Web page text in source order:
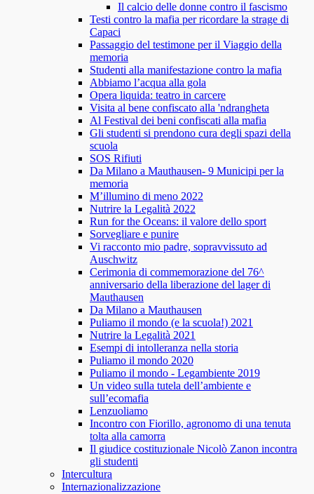
Il calcio delle donne contro il fascismo
Testi contro la mafia per ricordare la strage di
Capaci
Passaggio del testimone per il Viaggio della
memoria
Studenti alla manifestazione contro la mafia
Abbiamo l’acqua alla gola
Opera liquida: teatro in carcere
Visita al bene confiscato alla 'ndrangheta
Al Festival dei beni confiscati alla mafia
Gli studenti si prendono cura degli spazi della
scuola
SOS Rifiuti
Da Milano a Mauthausen- 9 Municipi per la
memoria
M’illumino di meno 2022
Nutrire la Legalità 2022
Run for the Oceans: il valore dello sport
Sorvegliare e punire
Vi racconto mio padre, sopravvissuto ad
Auschwitz
Cerimonia di commemorazione del 76^
anniversario della liberazione del lager di
Mauthausen
Da Milano a Mauthausen
Puliamo il mondo (e la scuola!) 2021
Nutrire la Legalità 2021
Esempi di intolleranza nella storia
Puliamo il mondo 2020
Puliamo il mondo - Legambiente 2019
Un video sulla tutela dell’ambiente e
sull’ecomafia
Lenzuoliamo
Incontro con Fiorillo, agronomo di una tenuta
tolta alla camorra
Il giudice costituzionale Nicolò Zanon incontra
gli studenti
Intercultura
Internazionalizzazione